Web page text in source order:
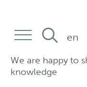
We are happy to
knowledge
en